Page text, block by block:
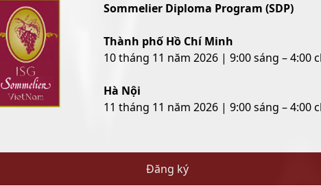
rượu – người hiểu khách, đọc vị khẩu vị và đưa ra lời
tạo nhân viên phục vụ về kỹ năng cơ bản: cách rót rượu,
Sommelier Diploma Program (SDP)
Thành phố Hồ Chí Minh
10 tháng 11 năm 2026 | 9:00 sáng – 4:00
Hà Nội
11 tháng 11 năm 2026 | 9:00 sáng – 4:00
Đăng ký